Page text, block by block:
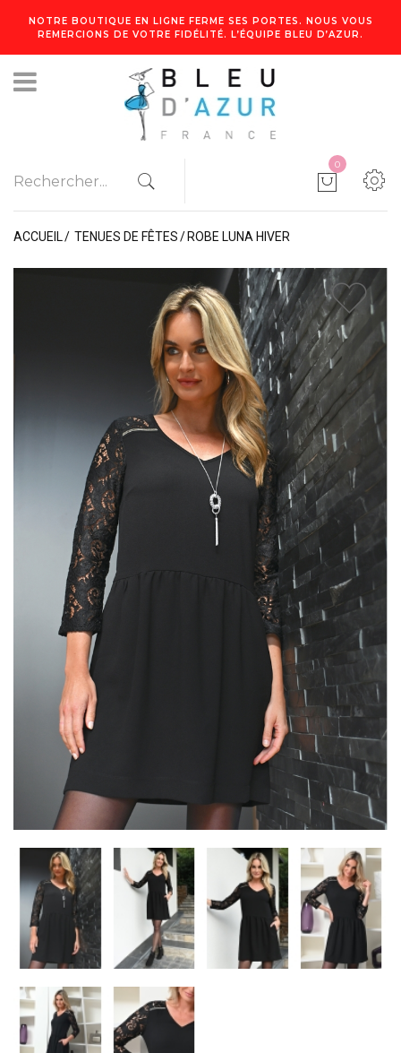
NOTRE BOUTIQUE EN LIGNE FERME SES PORTES. NOUS VOUS
REMERCIONS DE VOTRE FIDÉLITÉ. L’ÉQUIPE BLEU D’AZUR.
0
ACCUEIL TENUES DE FÊTES ROBE LUNA HIVER
1